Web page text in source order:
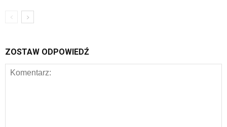
ZOSTAW ODPOWIEDŹ